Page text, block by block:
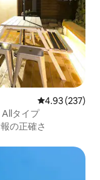
レビュー237
4.93 (237)
タイプ
の正確さ